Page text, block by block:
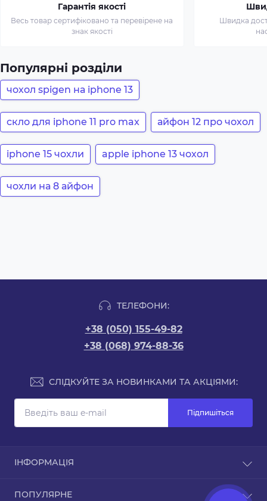
Гарантія якості
Весь товар сертифіковано та перевірене на
знак якості
Швидка
Популярні розділи
чохол spigen на iphone 13
скло для iphone 11 pro max айфон 12 про чохол
iphone 15 чохли apple iphone 13 чохол
чохли на 8 айфон
ТЕЛЕФОНИ:
+38 (050) 155-49-82
+38 (068) 974-88-36
СЛІДКУЙТЕ ЗА НОВИНКАМИ ТА АКЦІЯМИ:
Підпишіться
ІНФОРМАЦІЯ
ПОПУЛЯРНЕ